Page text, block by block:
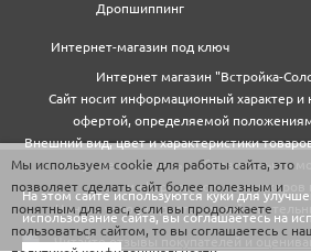
Дропшиппинг
Интернет-магазин под ключ
Интернет магазин "Встройка-
Сайт носит информационный характер и
офертой, определяемой
Внешний вид, цвет и характеристики
могут не совпадать с обновленными
информацию у менеджеров
Цены и условия доставки
На этом сайте используются куки для
использование сайта, вы соглашаетесь на
Мы используем cookie для работы сайта, это
позволяет сделать сайт более полезным и
понятным для вас, если вы продолжаете
пользоваться сайтом, то вы соглашаетесь с